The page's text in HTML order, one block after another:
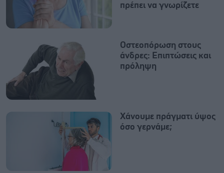
πρέπει να γνωρίζετε
Οστεοπόρωση στους
άνδρες: Επιπτώσεις και
πρόληψη
Χάνουμε πράγματι ύψος
όσο γερνάμε;